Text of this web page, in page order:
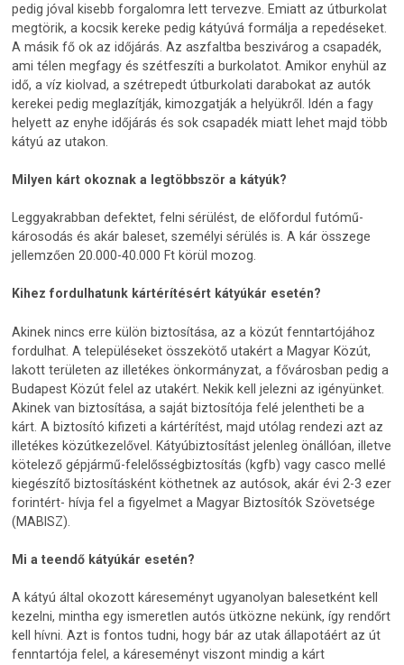
pedig jóval kisebb forgalomra lett tervezve. Emiatt az útburkolat
megtörik, a kocsik kereke pedig kátyúvá formálja a repedéseket.
A másik fő ok az időjárás. Az aszfaltba beszivárog a csapadék,
ami télen megfagy és szétfeszíti a burkolatot. Amikor enyhül az
idő, a víz kiolvad, a szétrepedt útburkolati darabokat az autók
kerekei pedig meglazítják, kimozgatják a helyükről. Idén a fagy
helyett az enyhe időjárás és sok csapadék miatt lehet majd több
kátyú az utakon.
Milyen kárt okoznak a legtöbbször a kátyúk?
Leggyakrabban defektet, felni sérülést, de előfordul futómű-
károsodás és akár baleset, személyi sérülés is. A kár összege
jellemzően 20.000-40.000 Ft körül mozog.
Kihez fordulhatunk kártérítésért kátyúkár esetén?
Akinek nincs erre külön biztosítása, az a közút fenntartójához
fordulhat. A településeket összekötő utakért a Magyar Közút,
lakott területen az illetékes önkormányzat, a fővárosban pedig a
Budapest Közút felel az utakért. Nekik kell jelezni az igényünket.
Akinek van biztosítása, a saját biztosítója felé jelentheti be a
kárt. A biztosító kifizeti a kártérítést, majd utólag rendezi azt az
illetékes közútkezelővel. Kátyúbiztosítást jelenleg önállóan, illetve
kötelező gépjármű-felelősségbiztosítás (kgfb) vagy casco mellé
kiegészítő biztosításként köthetnek az autósok, akár évi 2-3 ezer
forintért- hívja fel a figyelmet a Magyar Biztosítók Szövetsége
(MABISZ).
Mi a teendő kátyúkár esetén?
A kátyú által okozott káreseményt ugyanolyan balesetként kell
kezelni, mintha egy ismeretlen autós ütközne nekünk, így rendőrt
kell hívni. Azt is fontos tudni, hogy bár az utak állapotáért az út
fenntartója felel, a káreseményt viszont mindig a kárt